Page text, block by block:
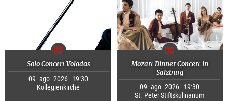
Solo Concert Volodos
09. ago. 2026 - 19:30
Kollegienkirche
Mozart Dinner Concert in
Salzburg
09. ago. 2026 - 19:30
St. Peter Stiftskulinarium